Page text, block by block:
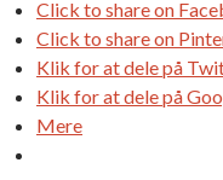
Click to share on
Click to share on
Klik for at dele på
Klik for at dele på
Mere